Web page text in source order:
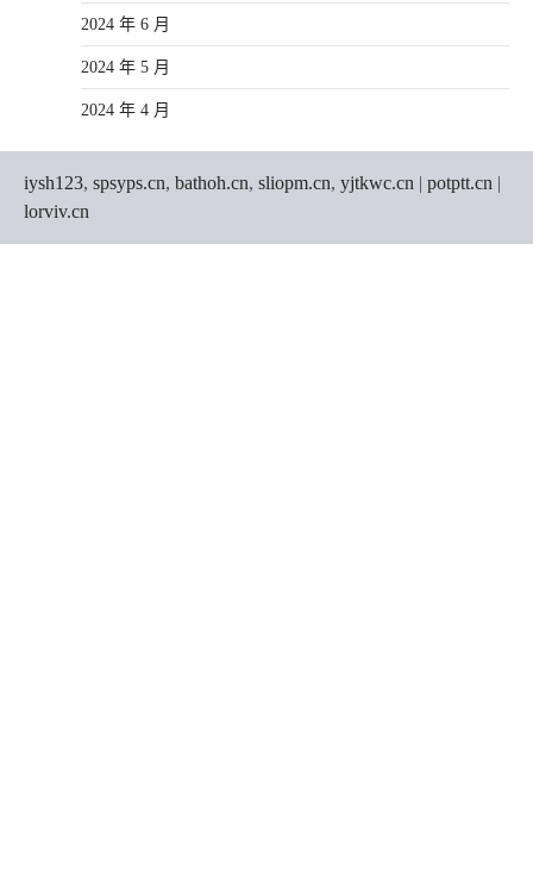
2024 年 6 月
2024 年 5 月
2024 年 4 月
iysh123, spsyps.cn, bathoh.cn, sliopm.cn, yjtkwc.cn | potptt.cn |
lorviv.cn